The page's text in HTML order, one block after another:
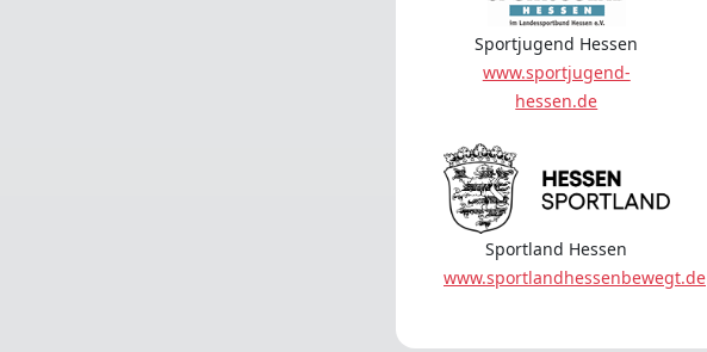
Sportjugend Hessen
www.sportjugend-
hessen.de
Sportland Hessen
www.sportlandhessenbewegt.de